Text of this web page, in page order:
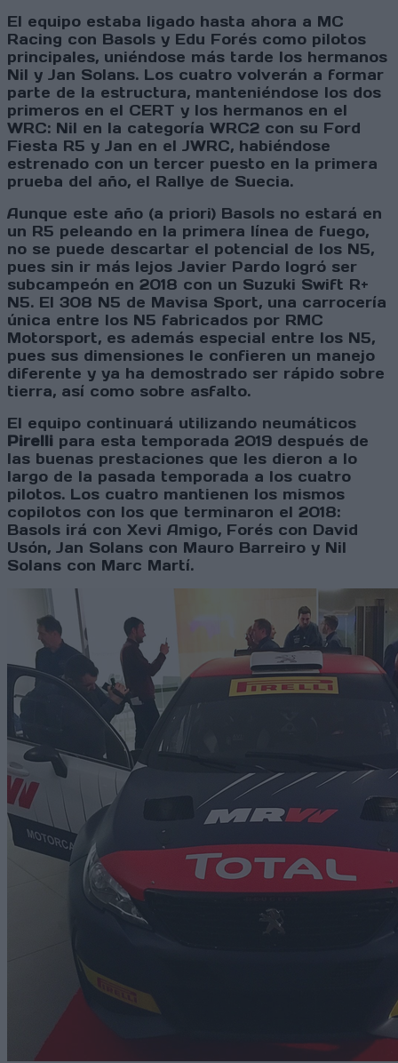
El equipo estaba ligado hasta ahora a MC
Racing con Basols y Edu Forés como pilotos
principales, uniéndose más tarde los hermanos
Nil y Jan Solans. Los cuatro volverán a formar
parte de la estructura, manteniéndose los dos
primeros en el CERT y los hermanos en el
WRC: Nil en la categoría WRC2 con su Ford
Fiesta R5 y Jan en el JWRC, habiéndose
estrenado con un tercer puesto en la primera
prueba del año, el Rallye de Suecia.
Aunque este año (a priori) Basols no estará en
un R5 peleando en la primera línea de fuego,
no se puede descartar el potencial de los N5,
pues sin ir más lejos Javier Pardo logró ser
subcampeón en 2018 con un Suzuki Swift R+
N5. El 308 N5 de Mavisa Sport, una carrocería
única entre los N5 fabricados por RMC
Motorsport, es además especial entre los N5,
pues sus dimensiones le confieren un manejo
diferente y ya ha demostrado ser rápido sobre
tierra, así como sobre asfalto.
El equipo continuará utilizando neumáticos
Pirelli para esta temporada 2019 después de
las buenas prestaciones que les dieron a lo
largo de la pasada temporada a los cuatro
pilotos. Los cuatro mantienen los mismos
copilotos con los que terminaron el 2018:
Basols irá con Xevi Amigo, Forés con David
Usón, Jan Solans con Mauro Barreiro y Nil
Solans con Marc Martí.